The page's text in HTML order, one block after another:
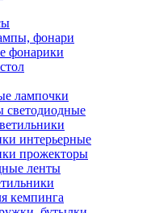
фонари
фонарики
лампочки
светодиодные
интерьерные
прожекторы
ленты
кемпинга